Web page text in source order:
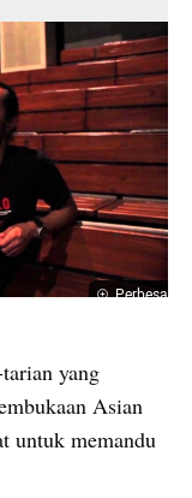
Perbesar
yang
Asian
untuk memandu